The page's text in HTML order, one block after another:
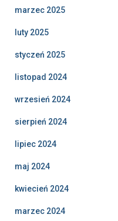
marzec 2025
luty 2025
styczeń 2025
listopad 2024
wrzesień 2024
sierpień 2024
lipiec 2024
maj 2024
kwiecień 2024
marzec 2024